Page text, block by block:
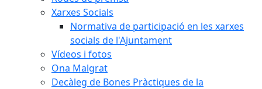
Xarxes Socials
Normativa de participació en les xarxes
socials de l'Ajuntament
Vídeos i fotos
Ona Malgrat
Decàleg de Bones Pràctiques de la